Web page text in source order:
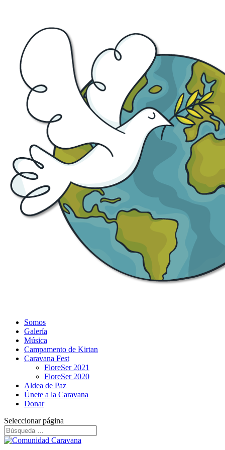
Somos
Galería
Música
Campamento de Kirtan
Caravana Fest
FloreSer 2021
FloreSer 2020
Aldea de Paz
Únete a la Caravana
Donar
Seleccionar página